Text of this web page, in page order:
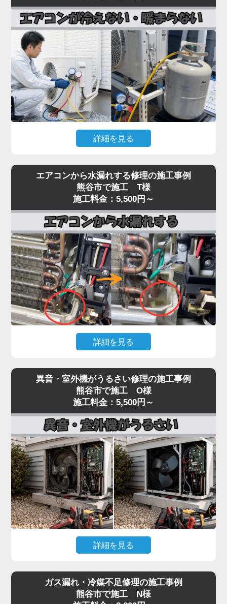
詳細を見る
い、効きが弱いという症状は、当店でも特にご相談
が多いトラブルです。
原因は多岐にわたり、フィルター・熱交換器の目詰
まり、冷媒ガス不足、コンプレッサー異常、基板・
センサー故障、室外機の通気不良など、複数の要因
が絡んでいるケースもあります。
実際の現場では、長年メンテナンスを行っていない
機種で、フィン目詰まりや冷媒回路の不調、ファン
モーター・基板の劣化が重なり、本来の冷却性能の
半分以下しか発揮できていない状態も珍しくありま
せん。
「冷えが弱い」程度の軽微な症状を放置すると、コ
ンプレッサーが過負荷で焼き付くなど高額修理に発
ないトラブルに対して原因を切り分けながら点検
し、フィルター・冷媒・電気系統まで一貫して対
経験豊富なプロの技術者が、メーカーや型番を問わ
ず確実に診断し、最短即日で修理いたします。
冷暖房の効きが悪いと感じたら、お早めにご相談く
ださい。
エアコンから水漏れする修理の施工事例
熊谷市で施工 T様
施工料金：5,500円～
詳細を見る
いるといった「水漏れ」トラブルは、当店でも夏場
に集中するご相談です。
原因のほとんどは、ドレンホース（結露水を屋外に
排出する管）の詰まりです。長年使用しているとホ
ースの中にホコリ・カビ・虫が侵入し、水の流れを
妨げます。
水漏れはドレン詰まりが関係するケースも多い一方
で、詰まりの位置、本体の傾き、ドレンパンの劣
化、ホース接続部のパッキン硬化、排水経路のトラ
ップ部詰まりなど原因は複数あり、表面だけの対処
では再発することがあります。
水漏れを放置すると、壁紙のシミ・床材の腐食・階
下への漏水被害につながり、修繕費が高額になる可
全体を内視鏡で点検し、ドレンパンの状態確認・ホ
ースおよびパッキン交換・本体取り付け状態の調整
異音・室外機がうるさい修理の施工事例
熊谷市で施工 O様
施工料金：5,500円～
詳細を見る
振動・騒音が大きいといった症状は、ファンモータ
ーの劣化やファン羽根の歪み、コンプレッサーの異
ガス漏れ・冷媒不足修理の施工事例
熊谷市で施工 N様